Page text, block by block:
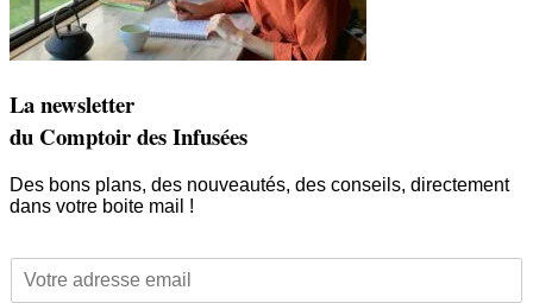
La newsletter
du Comptoir des Infusées
Des bons plans, des nouveautés, des conseils, directement
dans votre boite mail !
*